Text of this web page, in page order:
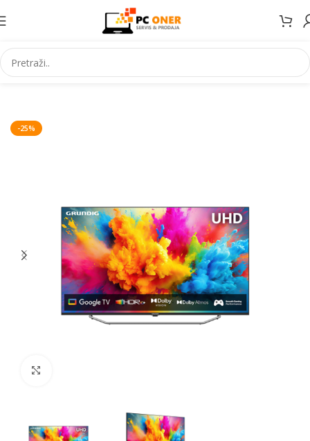
Početna Televizori/audio/nosači Televizori LED televizori
-25%